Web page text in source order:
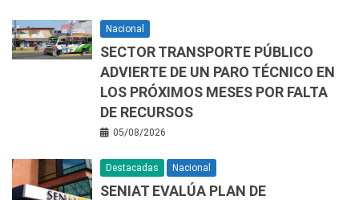
Nacional
SECTOR TRANSPORTE PÚBLICO
ADVIERTE DE UN PARO TÉCNICO EN
LOS PRÓXIMOS MESES POR FALTA
DE RECURSOS
05/08/2026
Destacadas Nacional
SENIAT EVALÚA PLAN DE